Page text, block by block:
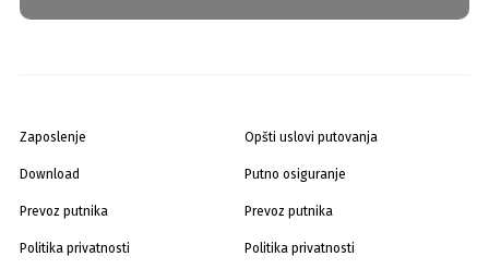
Zaposlenje
Download
Prevoz putnika
Politika privatnosti
Opšti uslovi putovanja
Putno osiguranje
Prevoz putnika
Politika privatnosti